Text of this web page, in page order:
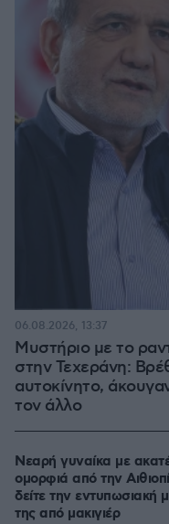
Μυστήριο με το
στην Τεχεράνη:
αυτοκίνητο,
τον άλλο
06.08.2026, 13:37
Νεαρή γυναίκα με
ομορφιά από την
δείτε την
της από μακιγιέρ